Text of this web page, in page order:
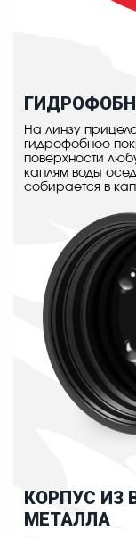
На линзу
гидрофобное
поверхности
каплям воды
собирается в
КОРПУС ИЗ
МЕТАЛЛА